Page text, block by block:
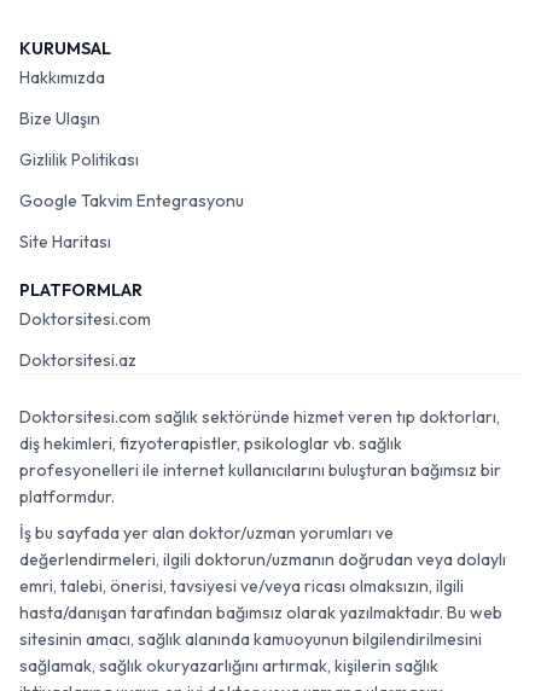
KURUMSAL
Hakkımızda
Bize Ulaşın
Gizlilik Politikası
Google Takvim Entegrasyonu
Site Haritası
PLATFORMLAR
Doktorsitesi.com
Doktorsitesi.az
Doktorsitesi.com sağlık sektöründe hizmet veren tıp doktorları,
diş hekimleri, fizyoterapistler, psikologlar vb. sağlık
profesyonelleri ile internet kullanıcılarını buluşturan bağımsız bir
platformdur.
İş bu sayfada yer alan doktor/uzman yorumları ve
değerlendirmeleri, ilgili doktorun/uzmanın doğrudan veya dolaylı
emri, talebi, önerisi, tavsiyesi ve/veya ricası olmaksızın, ilgili
hasta/danışan tarafından bağımsız olarak yazılmaktadır. Bu web
sitesinin amacı, sağlık alanında kamuoyunun bilgilendirilmesini
sağlamak, sağlık okuryazarlığını artırmak, kişilerin sağlık